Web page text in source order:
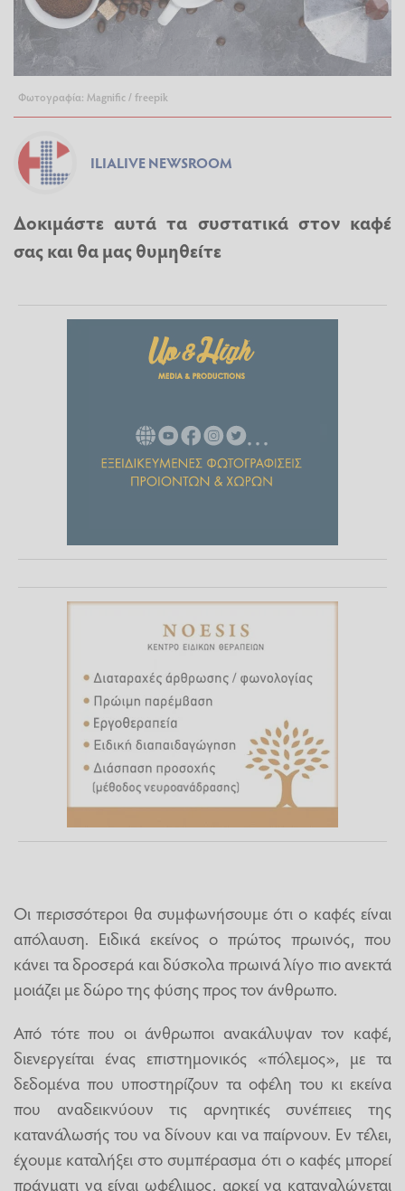
Φωτογραφία: Magnific / freepik
ILIALIVE NEWSROOM
Δοκιμάστε αυτά τα συστατικά στον καφέ
σας και θα μας θυμηθείτε
Οι περισσότεροι θα συμφωνήσουμε ότι ο καφές είναι
απόλαυση. Ειδικά εκείνος ο πρώτος πρωινός, που
κάνει τα δροσερά και δύσκολα πρωινά λίγο πιο ανεκτά
μοιάζει με δώρο της φύσης προς τον άνθρωπο.
Από τότε που οι άνθρωποι ανακάλυψαν τον καφέ,
διενεργείται ένας επιστημονικός «πόλεμος», με τα
δεδομένα που υποστηρίζουν τα οφέλη του κι εκείνα
που αναδεικνύουν τις αρνητικές συνέπειες της
κατανάλωσής του να δίνουν και να παίρνουν. Εν τέλει,
έχουμε καταλήξει στο συμπέρασμα ότι ο καφές μπορεί
πράγματι να είναι ωφέλιμος, αρκεί να καταναλώνεται